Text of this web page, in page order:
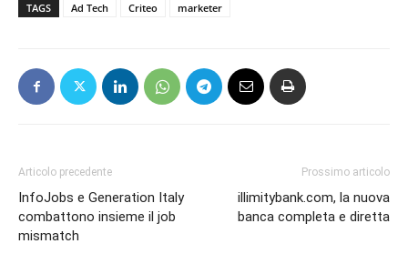
TAGS Ad Tech Criteo marketer
Articolo precedente
InfoJobs e Generation Italy
combattono insieme il job
mismatch
Prossimo articolo
illimitybank.com, la nuova
banca completa e diretta